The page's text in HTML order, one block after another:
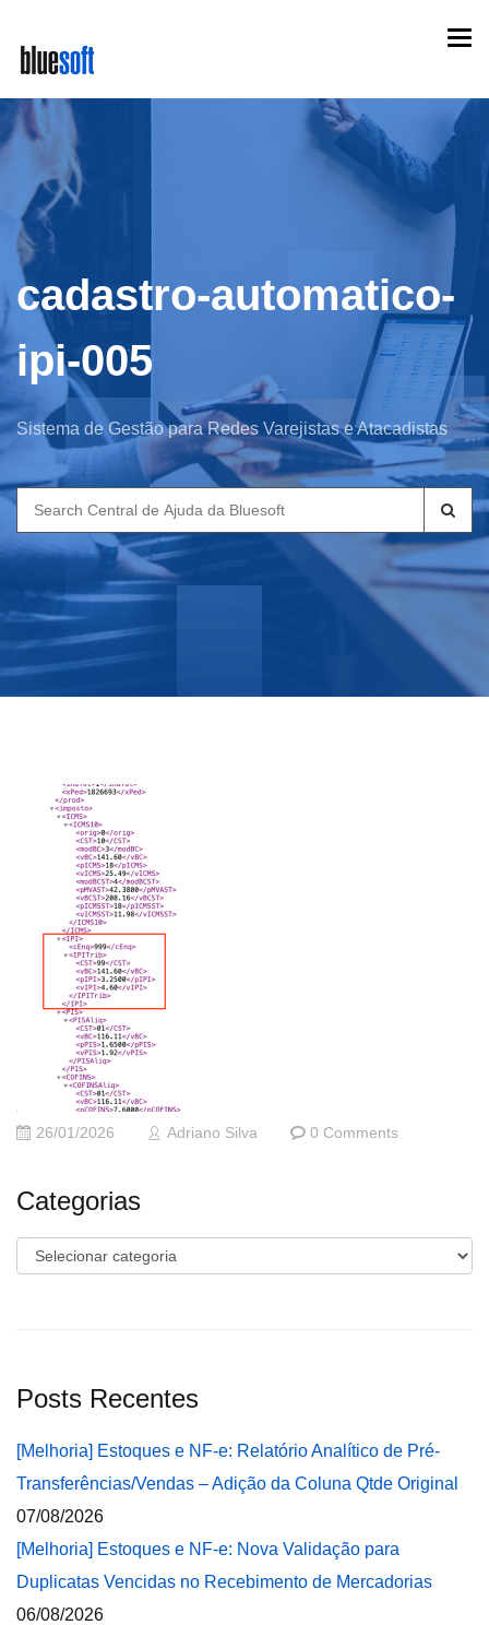
main
content
cadastro-automatico-
ipi-005
Sistema de Gestão para Redes Varejistas e Atacadistas
Search
for:
26/01/2026 Adriano Silva 0 Comments
Categorias
Categorias
Posts Recentes
[Melhoria] Estoques e NF-e: Relatório Analítico de Pré-
Transferências/Vendas – Adição da Coluna Qtde Original
07/08/2026
[Melhoria] Estoques e NF-e: Nova Validação para
Duplicatas Vencidas no Recebimento de Mercadorias
06/08/2026